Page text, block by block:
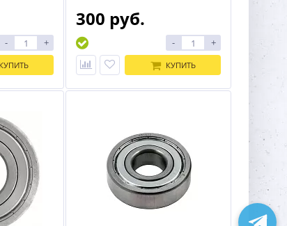
- +
КУПИТЬ
300 руб.
- +
КУПИТЬ